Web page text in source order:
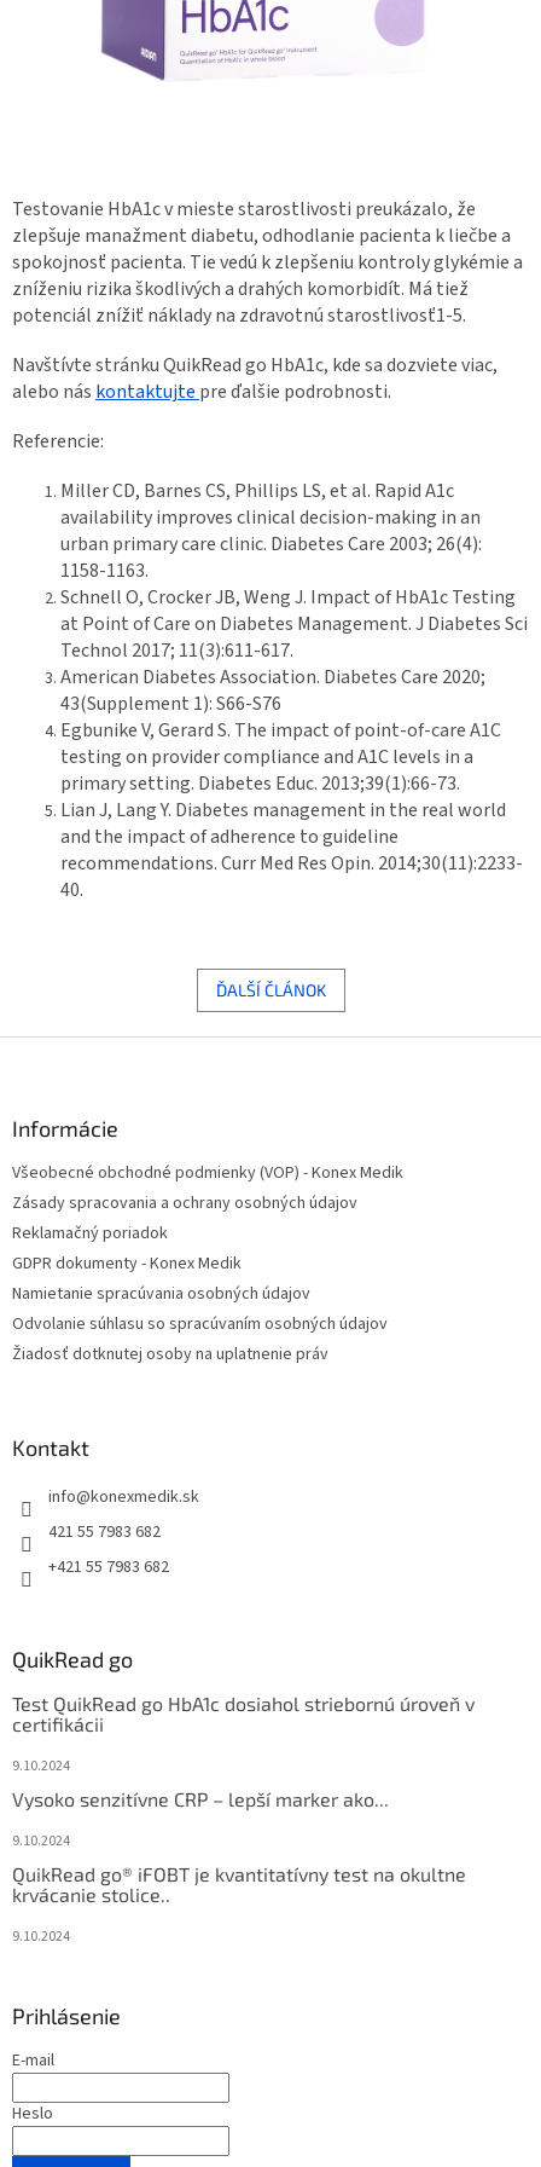
Testovanie HbA1c v mieste starostlivosti preukázalo, že
zlepšuje manažment diabetu, odhodlanie pacienta k liečbe a
spokojnosť pacienta. Tie vedú k zlepšeniu kontroly glykémie a
zníženiu rizika škodlivých a drahých komorbidít. Má tiež
potenciál znížiť náklady na zdravotnú starostlivosť1-5.
Navštívte stránku QuikRead go HbA1c, kde sa dozviete viac,
alebo nás kontaktujte pre ďalšie podrobnosti.
Referencie:
Miller CD, Barnes CS, Phillips LS, et al. Rapid A1c
availability improves clinical decision-making in an
urban primary care clinic. Diabetes Care 2003; 26(4):
1158-1163.
Schnell O, Crocker JB, Weng J. Impact of HbA1c Testing
at Point of Care on Diabetes Management. J Diabetes Sci
Technol 2017; 11(3):611-617.
American Diabetes Association. Diabetes Care 2020;
43(Supplement 1): S66-S76
Egbunike V, Gerard S. The impact of point-of-care A1C
testing on provider compliance and A1C levels in a
primary setting. Diabetes Educ. 2013;39(1):66-73.
Lian J, Lang Y. Diabetes management in the real world
and the impact of adherence to guideline
recommendations. Curr Med Res Opin. 2014;30(11):2233-
40.
ĎALŠÍ ČLÁNOK
Informácie
Všeobecné obchodné podmienky (VOP) - Konex Medik
Zásady spracovania a ochrany osobných údajov
Reklamačný poriadok
GDPR dokumenty - Konex Medik
Namietanie spracúvania osobných údajov
Odvolanie súhlasu so spracúvaním osobných údajov
Žiadosť dotknutej osoby na uplatnenie práv
Kontakt
info@konexmedik.sk
421 55 7983 682
+421 55 7983 682
QuikRead go
Test QuikRead go HbA1c dosiahol striebornú úroveň v
certifikácii
9.10.2024
Vysoko senzitívne CRP – lepší marker ako...
9.10.2024
QuikRead go® iFOBT je kvantitatívny test na okultne
krvácanie stolice..
9.10.2024
Prihlásenie
E-mail
Heslo